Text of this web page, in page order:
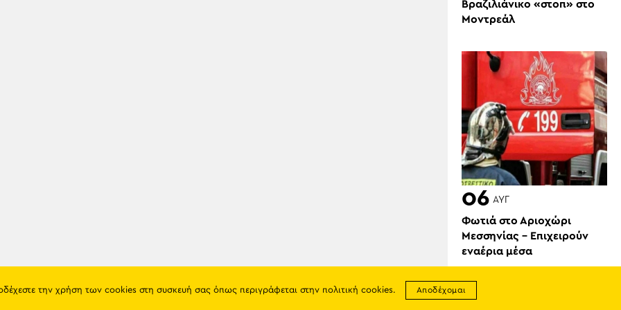
Βραζιλιάνικο «στοπ» στο
Μοντρεάλ
06 ΑΥΓ
Φωτιά στο Αριοχώρι
Μεσσηνίας – Επιχειρούν
εναέρια μέσα
την χρήση των cookies στη συσκευή σας όπως περιγράφεται στην πολιτική cookies. Αποδέχομαι